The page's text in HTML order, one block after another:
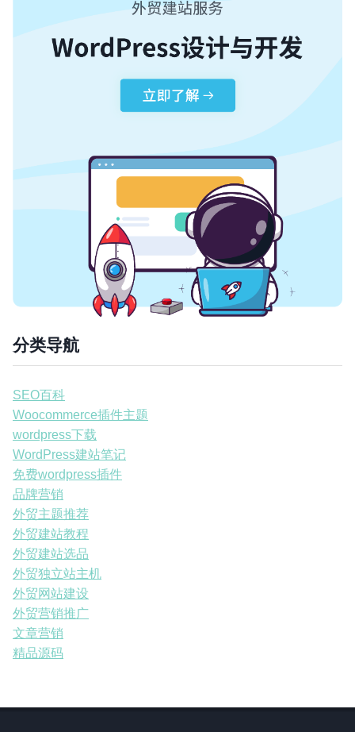
分类导航
SEO百科
Woocommerce插件主题
wordpress下载
WordPress建站笔记
免费wordpress插件
品牌营销
外贸主题推荐
外贸建站教程
外贸建站选品
外贸独立站主机
外贸网站建设
外贸营销推广
文章营销
精品源码